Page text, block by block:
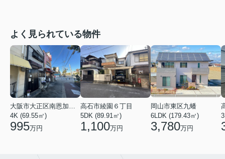
よく見られている物件
4K (69.55㎡)
995万円
高石市綾園６丁目
5DK (89.91㎡)
1,100万円
岡山市東区九蟠
6LDK (179.43㎡)
3,780万円